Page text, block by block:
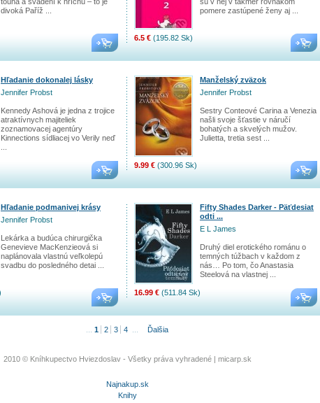
divoká Paříž ...
pomere zastúpené ženy aj ...
6.5 € (195.82 Sk)
Hľadanie dokonalej lásky
Jennifer Probst
Kennedy Ashová je jedna z trojice
atraktívnych majiteliek
zoznamovacej agentúry
Kinnections sídliacej vo Verily neď
Manželský zväzok
Jennifer Probst
Sestry Conteové Carina a Venezia
našli svoje šťastie v náručí
bohatých a skvelých mužov.
Julietta, tretia sest ...
9.99 € (300.96 Sk)
Hľadanie podmanivej krásy
Jennifer Probst
Lekárka a budúca chirurgička
Genevieve MacKenzieová si
naplánovala vlastnú veľkolepú
svadbu do posledného detai ...
Fifty Shades Darker - Päťdesiat
odti ...
E L James
Druhý diel erotického románu o
temných túžbach v každom z
nás… Po tom, čo Anastasia
Steelová na vlastnej ...
16.99 € (511.84 Sk)
1 2 3 4 Ďalšia
2010 © Kníhkupectvo Hviezdoslav - Všetky práva vyhradené | micarp.sk
Najnakup.sk
Knihy